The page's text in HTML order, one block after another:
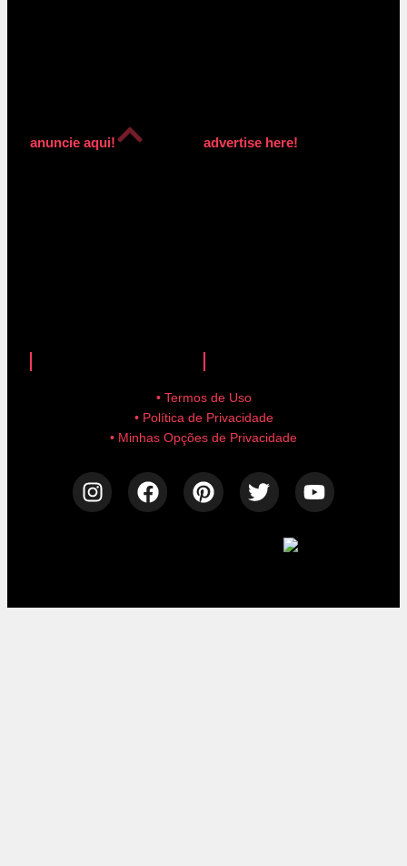
anuncie aqui! advertise here!
• Termos de Uso
• Política de Privacidade
• Minhas Opções de Privacidade